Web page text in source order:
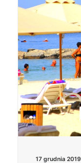
17 grudnia 2019